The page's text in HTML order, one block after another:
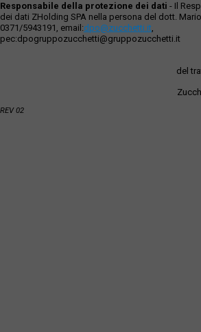
Responsabile della protezione dei dati - Il
dei dati ZHolding SPA nella persona del dott.
0371/5943191, email:dpo@zucchetti.it,
pec:dpogruppozucchetti@gruppozucchetti.it
del
REV 02